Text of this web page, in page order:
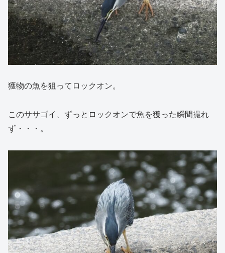
獲物の魚を狙ってロックオン。
このササゴイ、ずっとロックオンで魚を獲った瞬間撮れ
ず・・・。